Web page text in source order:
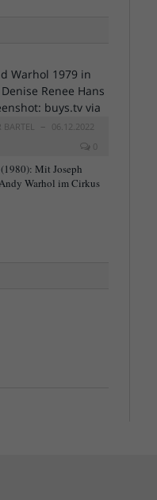
BARTEL
06.12.2022
0
Mit Joseph
Warhol im Cirkus